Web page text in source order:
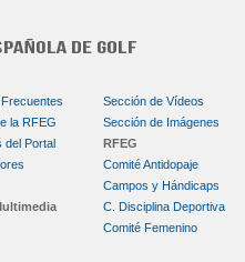
la RFEG
del Portal
Sección de Vídeos
Sección de Imágenes
RFEG
Comité Antidopaje
Campos y Hándicaps
C. Disciplina Deportiva
Comité Femenino